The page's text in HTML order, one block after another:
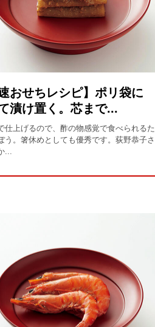
速おせちレシピ】ポリ袋に
漬け置く。芯まで...
仕上げるので、酢の物感覚で食べられるた
う。箸休めとしても優秀です。荻野恭子さ
...